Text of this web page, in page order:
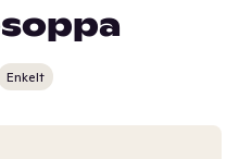
Enkelt